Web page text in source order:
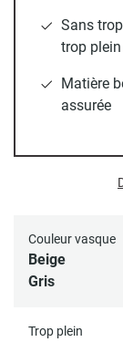
douceur de sa
toilette en bois,
renforce son
facile d’entretien
standard
Bonde et siphon
Couleur vasque
Beige
Gris
Trop plein
Sans
trop plein
Matière
assurée